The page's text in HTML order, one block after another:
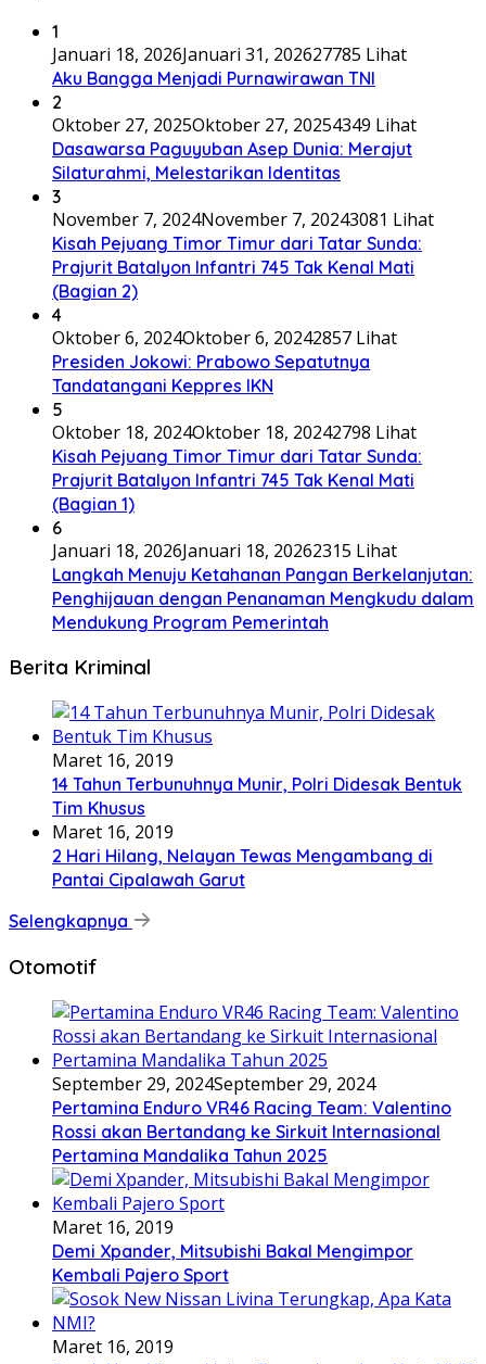
1
Januari 18, 2026Januari 31, 202627785 Lihat
Aku Bangga Menjadi Purnawirawan TNI
2
Oktober 27, 2025Oktober 27, 20254349 Lihat
Dasawarsa Paguyuban Asep Dunia: Merajut
Silaturahmi, Melestarikan Identitas
3
November 7, 2024November 7, 20243081 Lihat
Kisah Pejuang Timor Timur dari Tatar Sunda:
Prajurit Batalyon Infantri 745 Tak Kenal Mati
(Bagian 2)
4
Oktober 6, 2024Oktober 6, 20242857 Lihat
Presiden Jokowi: Prabowo Sepatutnya
Tandatangani Keppres IKN
5
Oktober 18, 2024Oktober 18, 20242798 Lihat
Kisah Pejuang Timor Timur dari Tatar Sunda:
Prajurit Batalyon Infantri 745 Tak Kenal Mati
(Bagian 1)
6
Januari 18, 2026Januari 18, 20262315 Lihat
Langkah Menuju Ketahanan Pangan Berkelanjutan:
Penghijauan dengan Penanaman Mengkudu dalam
Mendukung Program Pemerintah
Berita Kriminal
Maret 16, 2019
14 Tahun Terbunuhnya Munir, Polri Didesak Bentuk
Tim Khusus
Maret 16, 2019
2 Hari Hilang, Nelayan Tewas Mengambang di
Pantai Cipalawah Garut
Selengkapnya
Otomotif
September 29, 2024September 29, 2024
Pertamina Enduro VR46 Racing Team: Valentino
Rossi akan Bertandang ke Sirkuit Internasional
Pertamina Mandalika Tahun 2025
Maret 16, 2019
Demi Xpander, Mitsubishi Bakal Mengimpor
Kembali Pajero Sport
Maret 16, 2019